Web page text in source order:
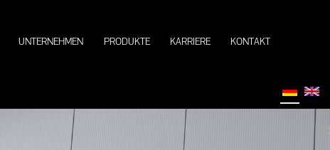
UNTERNEHMEN PRODUKTE KARRIERE
KONTAKT